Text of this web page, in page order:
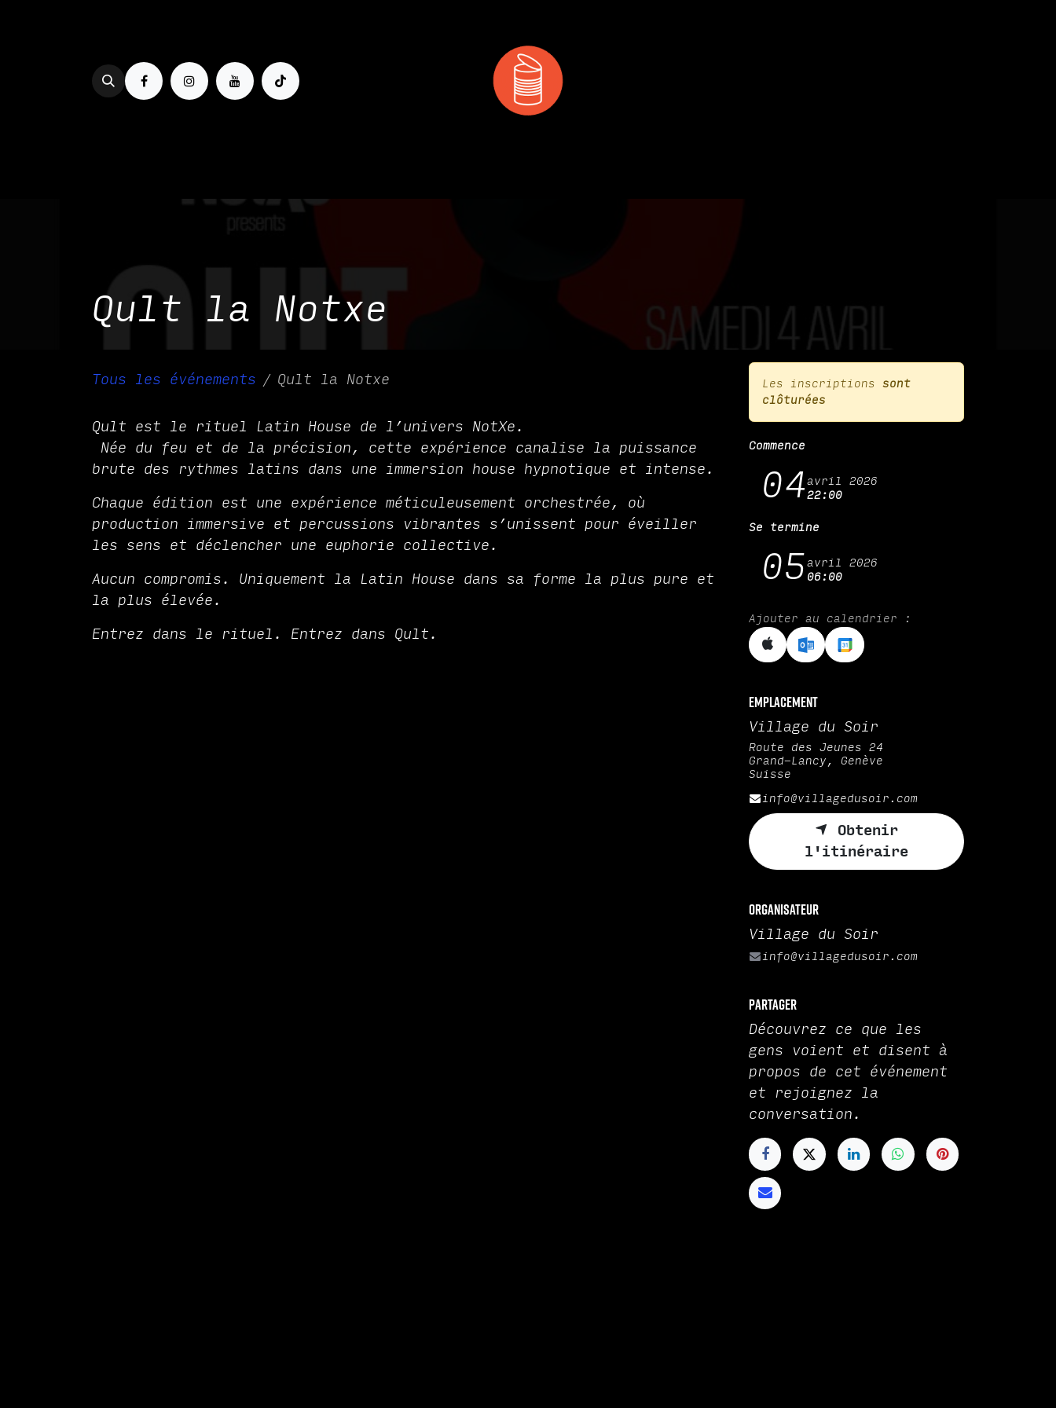
Qult la Notxe
Tous les événements Qult la Notxe
Qult est le rituel Latin House de l’univers NotXe.
Née du feu et de la précision, cette expérience canalise la puissance
brute des rythmes latins dans une immersion house hypnotique et intense.
Chaque édition est une expérience méticuleusement orchestrée, où
production immersive et percussions vibrantes s’unissent pour éveiller
les sens et déclencher une euphorie collective.
Aucun compromis. Uniquement la Latin House dans sa forme la plus pure et
la plus élevée.
Entrez dans le rituel. Entrez dans Qult.
Les inscriptions sont
clôturées
Commence
04avril 2026
22:00
Se termine
05avril 2026
06:00
Ajouter au calendrier :
Emplacement
Village du Soir
Route des Jeunes 24
Grand-Lancy, Genève
Suisse
info@villagedusoir.com
Obtenir
l'itinéraire
Organisateur
Village du Soir
info@villagedusoir.com
Partager
Découvrez ce que les
gens voient et disent à
propos de cet événement
et rejoignez la
conversation.